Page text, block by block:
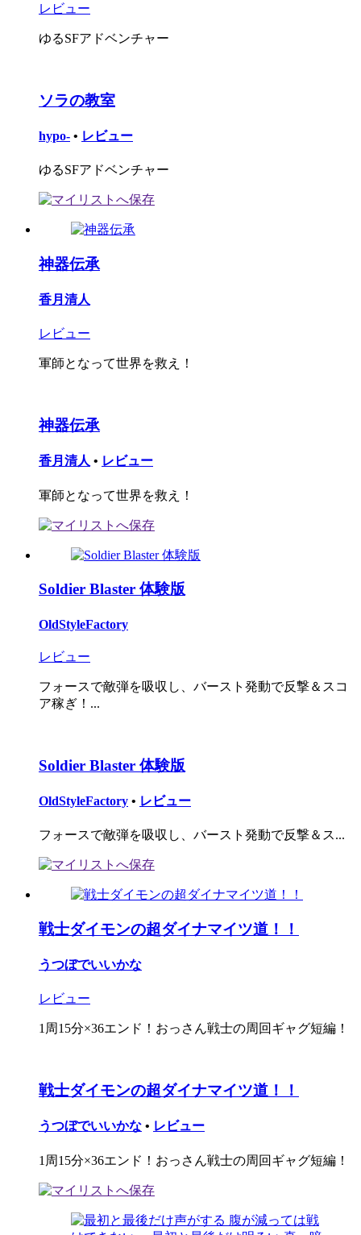
レビュー
ゆるSFアドベンチャー
ソラの教室
hypo- • レビュー
ゆるSFアドベンチャー
神器伝承
香月清人
レビュー
軍師となって世界を救え！
神器伝承
香月清人 • レビュー
軍師となって世界を救え！
Soldier Blaster 体験版
OldStyleFactory
レビュー
フォースで敵弾を吸収し、バースト発動で反撃＆スコ
ア稼ぎ！...
Soldier Blaster 体験版
OldStyleFactory • レビュー
フォースで敵弾を吸収し、バースト発動で反撃＆ス...
戦士ダイモンの超ダイナマイツ道！！
うつぼでいいかな
レビュー
1周15分×36エンド！おっさん戦士の周回ギャグ短編！
戦士ダイモンの超ダイナマイツ道！！
うつぼでいいかな • レビュー
1周15分×36エンド！おっさん戦士の周回ギャグ短編！